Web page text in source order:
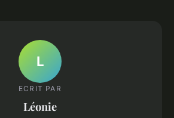
L
ECRIT PAR
Léonie